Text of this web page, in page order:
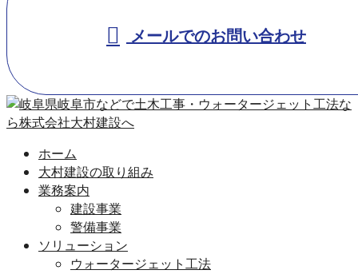
メールでのお問い合わせ
ホーム
大村建設の取り組み
業務案内
建設事業
警備事業
ソリューション
ウォータージェット工法